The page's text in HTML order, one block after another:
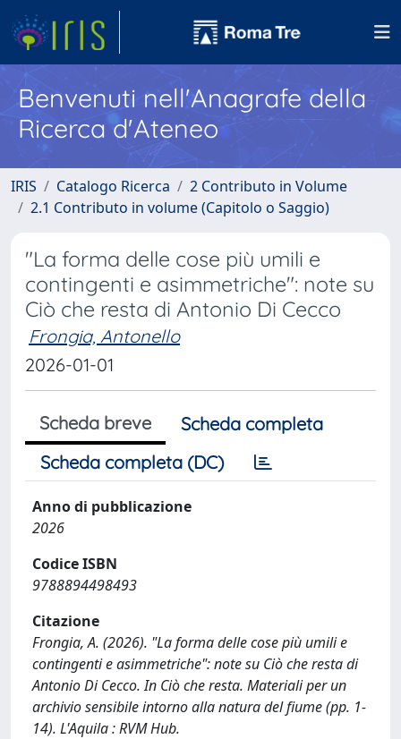
Benvenuti nell'Anagrafe della
Ricerca d'Ateneo
IRIS Catalogo Ricerca
2 Contributo in Volume
2.1 Contributo in volume (Capitolo o Saggio)
"La forma delle cose più umili e
contingenti e asimmetriche": note su
Ciò che resta di Antonio Di Cecco
Frongia, Antonello
2026-01-01
Scheda breve
Scheda completa
Scheda completa (DC)
Anno di pubblicazione
2026
Codice ISBN
9788894498493
Citazione
Frongia, A. (2026). "La forma delle cose più umili e
contingenti e asimmetriche": note su Ciò che resta di
Antonio Di Cecco. In Ciò che resta. Materiali per un
archivio sensibile intorno alla natura del fiume (pp. 1-
14). L'Aquila : RVM Hub.